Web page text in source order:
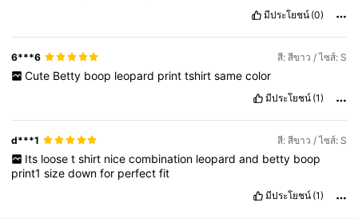
มีประโยชน์ (0)
6***6 สี: สีขาว / ไซส์: S
Cute Betty boop leopard print tshirt same color
มีประโยชน์ (1)
d***1 สี: สีขาว / ไซส์: S
Its loose t shirt nice combination leopard and betty boop
print1sizedownfor perfectfit
มีประโยชน์ (1)